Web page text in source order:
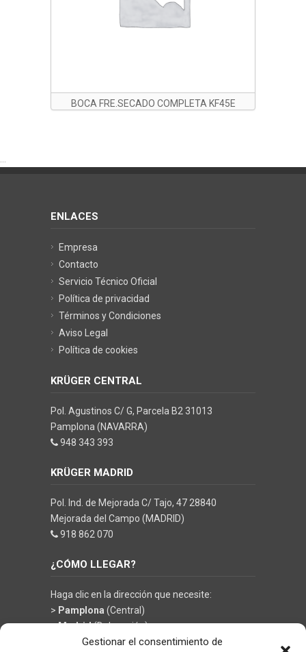
Gestionar el consentimiento de
BOCA FRE.SECADO COMPLETA KF45E
ENLACES
Empresa
Contacto
Servicio Técnico Oficial
Política de privacidad
Términos y Condiciones
Aviso Legal
Política de cookies
KRÜGER CENTRAL
Pol. Agustinos C/ G, Parcela B2 31013
Pamplona (NAVARRA)
948 343 393
KRÜGER MADRID
Pol. Ind. de Mejorada C/ Tajo, 47 28840
Mejorada del Campo (MADRID)
918 862 070
¿CÓMO LLEGAR?
Haga clic en la dirección que necesite:
> Pamplona (Central)
>Madrid(Delegación)